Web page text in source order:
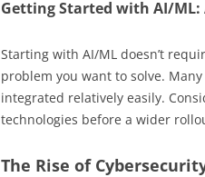
Getting Started with AI/ML:
Starting with AI/ML doesn’t
problem you want to solve.
integrated relatively easily.
technologies before a wider
The Rise of